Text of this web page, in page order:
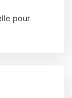
pour